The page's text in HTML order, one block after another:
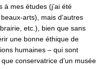
à mes études (j’ai été
arts), mais d’autres
etc.), bien que sans
une bonne éthique de
humaines – qui sont
conservatrice d’un musée